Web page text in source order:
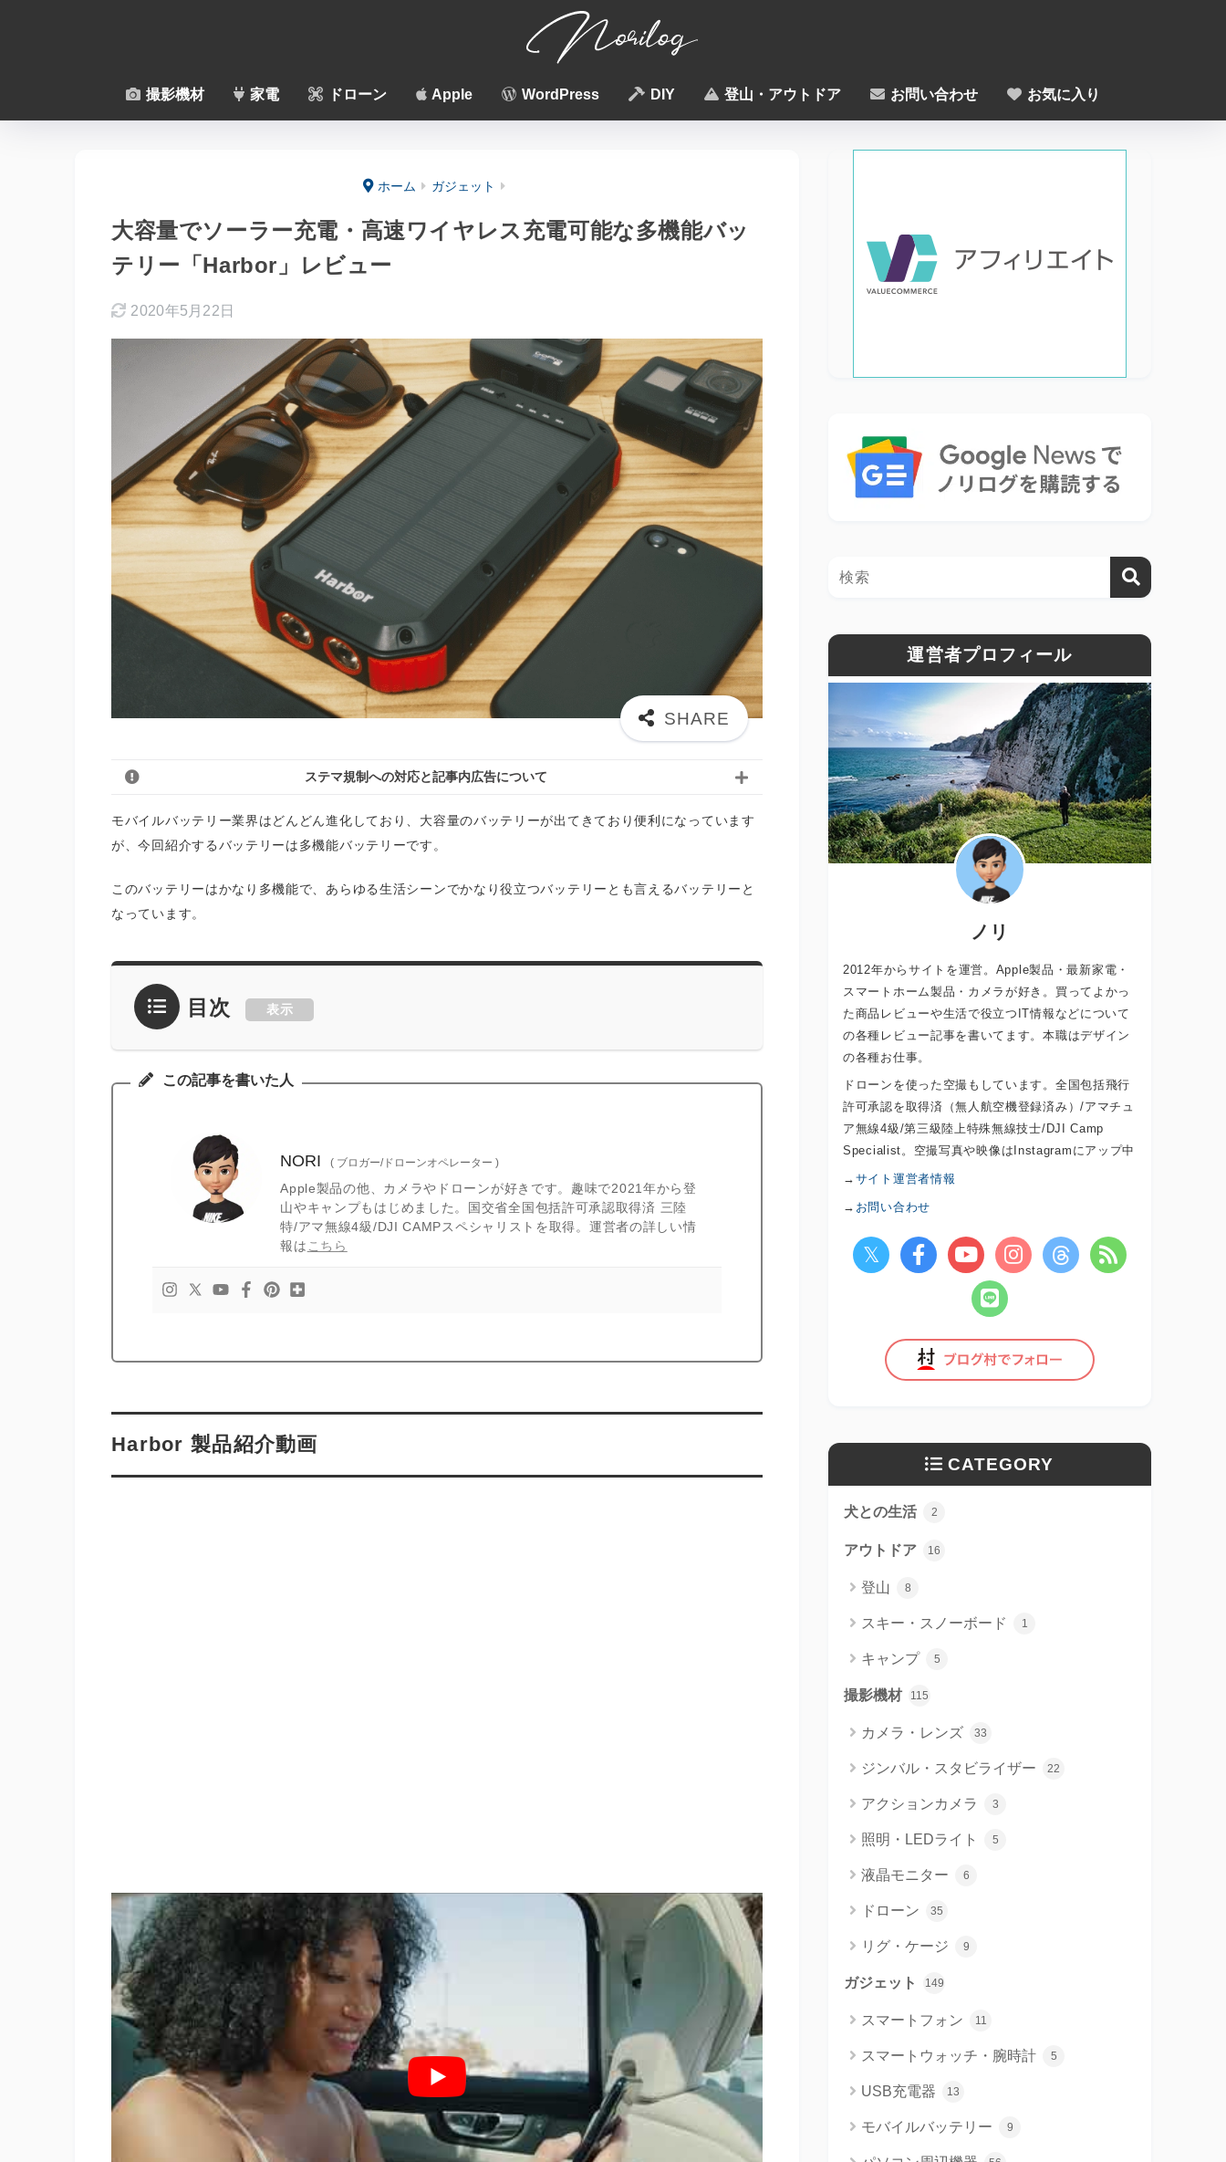
撮影機材 家電 ドローン Apple WordPress DIY 登山・アウトドア お問い合わせ お気に入り
ホーム ガジェット
大容量でソーラー充電・高速ワイヤレス充電可能な多機能バッ
テリー「Harbor」レビュー
2020年5月22日
ステマ規制への対応と記事内広告について
モバイルバッテリー業界はどんどん進化しており、大容量のバッテリーが出てきており便利になっています
が、今回紹介するバッテリーは多機能バッテリーです。
このバッテリーはかなり多機能で、あらゆる生活シーンでかなり役立つバッテリーとも言えるバッテリーと
なっています。
目次 表示
この記事を書いた人
NORI ( ブロガー/ドローンオペレーター)
Apple製品の他、カメラやドローンが好きです。趣味で2021年から登
山やキャンプもはじめました。国交省全国包括許可承認取得済 三陸
特/アマ無線4級/DJI CAMPスペシャリストを取得。運営者の詳しい情
報は こちら
Harbor 製品紹介動画
運営者プロフィール
ノリ
2012年からサイトを運営。Apple製品・最新家電・
スマートホーム製品・カメラが好き。買ってよかっ
た商品レビューや生活で役立つIT情報などについて
の各種レビュー記事を書いてます。本職はデザイン
の各種お仕事。
ドローンを使った空撮もしています。全国包括飛行
許可承認を取得済（無人航空機登録済み）/アマチュ
ア無線4級/第三級陸上特殊無線技士/DJI Camp
Specialist。空撮写真や映像はInstagramにアップ中
→ サイト運営者情報
→ お問い合わせ
CATEGORY
犬との生活 2
アウトドア 16
登山 8
スキー・スノーボード 1
キャンプ 5
撮影機材 115
カメラ・レンズ 33
ジンバル・スタビライザー 22
アクションカメラ 3
照明・LEDライト 5
液晶モニター 6
ドローン 35
リグ・ケージ 9
ガジェット 149
スマートフォン 11
スマートウォッチ・腕時計 5
USB充電器 13
モバイルバッテリー 9